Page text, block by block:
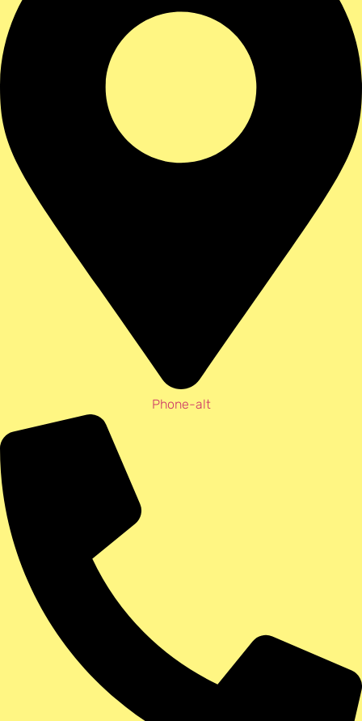
Phone-alt